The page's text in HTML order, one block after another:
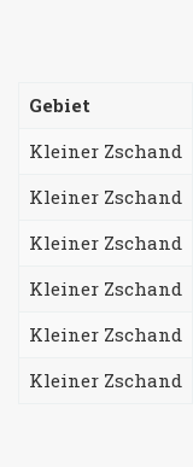
Gebiet
Kleiner Zschand
Kleiner Zschand
Kleiner Zschand
Kleiner Zschand
Kleiner Zschand
Kleiner Zschand